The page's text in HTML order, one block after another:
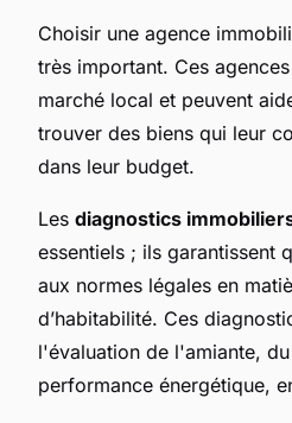
Choisir une agence
très important. Ces
marché local et peuvent
trouver des biens qui leur
dans leur budget.
Les diagnostics
essentiels ; ils garantissent
aux normes légales en
d’habitabilité. Ces
l'évaluation de l'amiante,
performance énergétique,